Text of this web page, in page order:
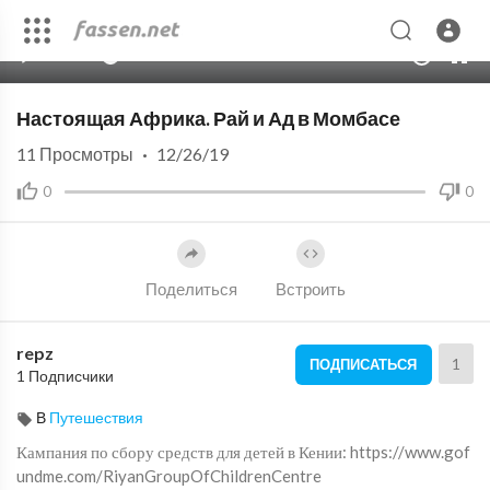
Настоящая Африка. Рай и Ад в Момбасе
0 0
11 Просмотры · 12/26/19
Поделиться Встроить
repz
1 Подписчики
ПОДПИСАТЬСЯ 1
В Путешествия
Кампания по сбору средств для детей в Кении: https://www.gof
undme.com/RiyanGroupOfChildrenCentre